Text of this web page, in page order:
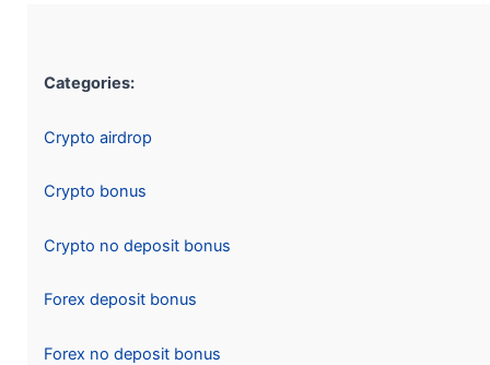
Categories:
Crypto airdrop
Crypto bonus
Crypto no deposit bonus
Forex deposit bonus
Forex no deposit bonus